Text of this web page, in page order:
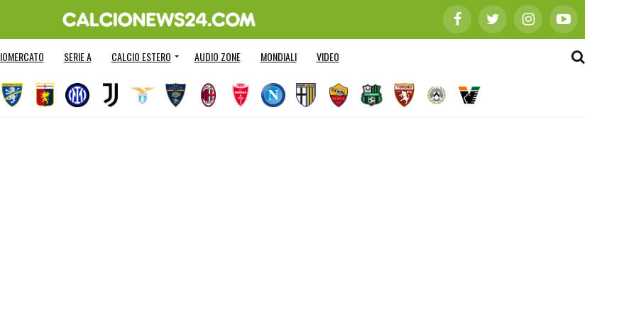
SERIE A CALCIO ESTERO AUDIO ZONE MONDIALI VIDEO